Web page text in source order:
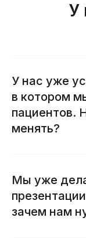
У
У нас уже
в котором
пациентов.
менять?
Мы уже
зачем нам